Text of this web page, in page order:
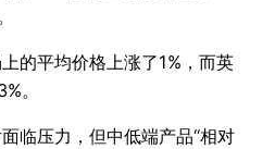
的平均价格上涨了1%，而英
。
临压力，但中低端产品“相对